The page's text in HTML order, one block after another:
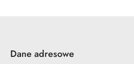
Dane adresowe